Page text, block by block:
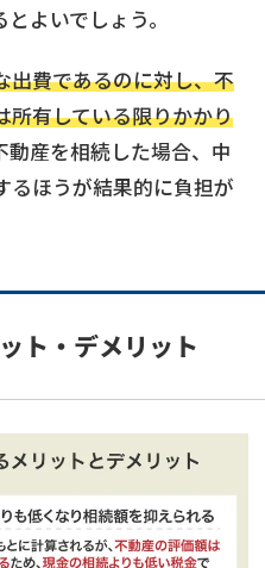
よいでしょう。
出費であるのに対し、不
所有している限りかかり
産を相続した場合、中
るほうが結果的に負担が
ト・デメリット